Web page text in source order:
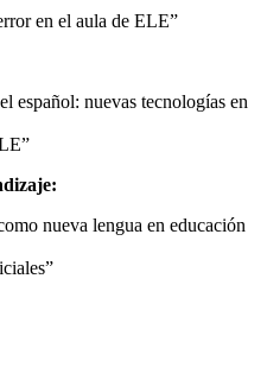
en el aula de ELE”
español: nuevas tecnologías en
nueva lengua en educación